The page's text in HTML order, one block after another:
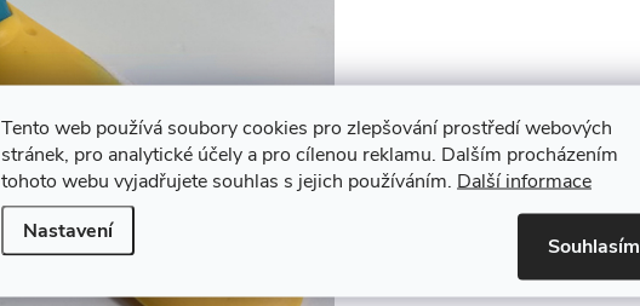
Tento web používá soubory cookies pro zlepšování prostředí webových
stránek, pro analytické účely a pro cílenou reklamu. Dalším procházením
tohoto webu vyjadřujete souhlas s jejich používáním. Další informace
Nastavení
Souhlasím